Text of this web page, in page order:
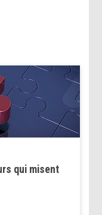
qui misent